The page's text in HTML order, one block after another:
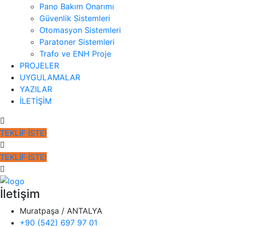
Pano Bakım Onarımı
Güvenlik Sistemleri
Otomasyon Sistemleri
Paratoner Sistemleri
Trafo ve ENH Proje
PROJELER
UYGULAMALAR
YAZILAR
İLETİŞİM
TEKLİF İSTE!
TEKLİF İSTE!
İletişim
Muratpaşa / ANTALYA
+90 (542) 697 97 01